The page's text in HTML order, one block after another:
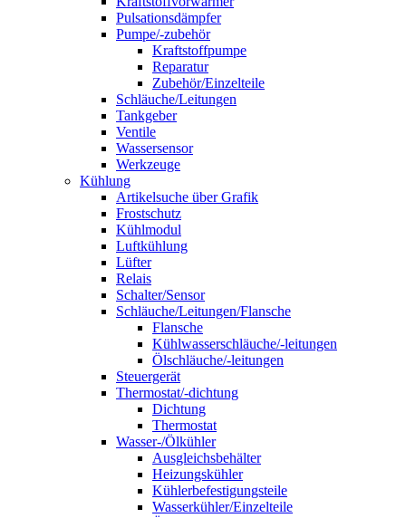
Pulsationsdämpfer
Pumpe/-zubehör
Kraftstoffpumpe
Reparatur
Zubehör/Einzelteile
Schläuche/Leitungen
Tankgeber
Ventile
Wassersensor
Werkzeuge
Kühlung
Artikelsuche über Grafik
Frostschutz
Kühlmodul
Luftkühlung
Lüfter
Relais
Schalter/Sensor
Schläuche/Leitungen/Flansche
Flansche
Kühlwasserschläuche/-leitungen
Ölschläuche/-leitungen
Steuergerät
Thermostat/-dichtung
Dichtung
Thermostat
Wasser-/Ölkühler
Ausgleichsbehälter
Heizungskühler
Kühlerbefestigungsteile
Wasserkühler/Einzelteile